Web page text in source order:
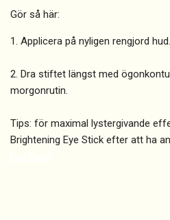
Gör så här:
1. Applicera på nyligen rengjord hud.
2. Dra stiftet längst med
morgonrutin.
Tips: för maximal lystergivande
Brightening Eye Stick efter att ha